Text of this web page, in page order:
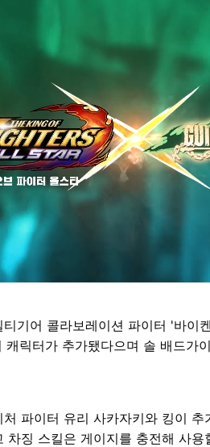
기어 콜라보레이션 파이터 '바이
캐릭터가 추가됐다으며 솔 배드가
처 파이터 유리 사카자키와 킹이
차징 스킬은 게이지를 충전해 사